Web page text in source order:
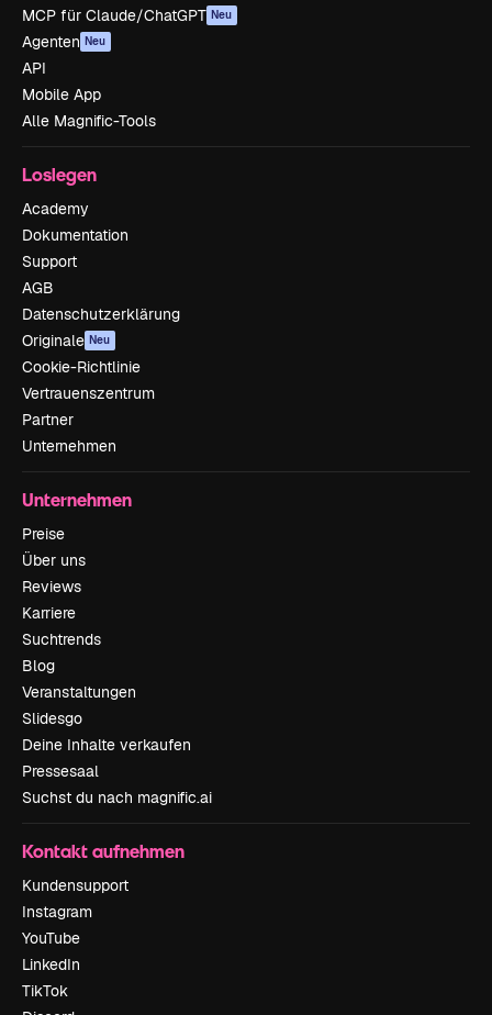
MCP für Claude/ChatGPT Neu
Agenten Neu
API
Mobile App
Alle Magnific-Tools
Loslegen
Academy
Dokumentation
Support
AGB
Datenschutzerklärung
Originale Neu
Cookie-Richtlinie
Vertrauenszentrum
Partner
Unternehmen
Unternehmen
Preise
Über uns
Reviews
Karriere
Suchtrends
Blog
Veranstaltungen
Slidesgo
Deine Inhalte verkaufen
Pressesaal
Suchst du nach magnific.ai
Kontakt aufnehmen
Kundensupport
Instagram
YouTube
LinkedIn
TikTok